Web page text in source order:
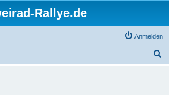
Rallye.de
Anmelden